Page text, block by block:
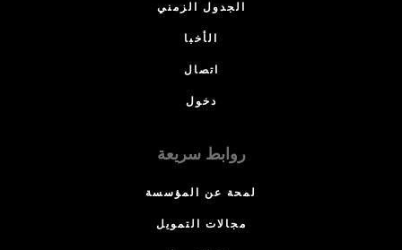
الجدول الزمني
الأخبا
اتصال
دخول
روابط سريعة
لمحة عن المؤسسة
مجالات التمويل